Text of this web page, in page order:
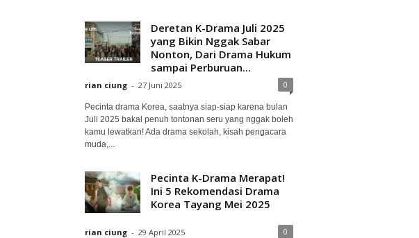
Deretan K-Drama Juli 2025
yang Bikin Nggak Sabar
Nonton, Dari Drama Hukum
sampai Perburuan...
rian ciung - 27 Juni 2025 0
Pecinta drama Korea, saatnya siap-siap karena bulan
Juli 2025 bakal penuh tontonan seru yang nggak boleh
kamu lewatkan! Ada drama sekolah, kisah pengacara
muda,...
Pecinta K-Drama Merapat!
Ini 5 Rekomendasi Drama
Korea Tayang Mei 2025
rian ciung - 29 April 2025 0